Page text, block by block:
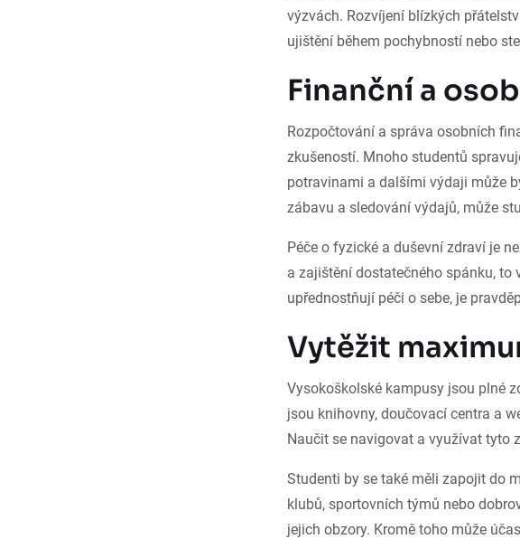
výzvách. Rozvíjení blízkých
ujištění během pochybností nebo
Finanční a
Rozpočtování a správa osobních
zkušeností. Mnoho studentů
potravinami a dalšími výdaji může
zábavu a sledování výdajů, může
Péče o fyzické a duševní zdraví je
a zajištění dostatečného spánku, to
upřednostňují péči o sebe, je
Vytěžit
Vysokoškolské kampusy jsou plné
jsou knihovny, doučovací centra a
Naučit se navigovat a využívat tyto
Studenti by se také měli zapojit do
klubů, sportovních týmů nebo
jejich obzory. Kromě toho může